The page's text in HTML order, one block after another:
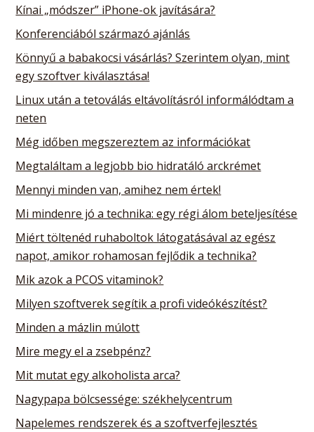
Kínai „módszer” iPhone-ok javítására?
Konferenciából származó ajánlás
Könnyű a babakocsi vásárlás? Szerintem olyan, mint
egy szoftver kiválasztása!
Linux után a tetoválás eltávolításról informálódtam a
neten
Még időben megszereztem az információkat
Megtaláltam a legjobb bio hidratáló arckrémet
Mennyi minden van, amihez nem értek!
Mi mindenre jó a technika: egy régi álom beteljesítése
Miért töltenéd ruhaboltok látogatásával az egész
napot, amikor rohamosan fejlődik a technika?
Mik azok a PCOS vitaminok?
Milyen szoftverek segítik a profi videókészítést?
Minden a mázlin múlott
Mire megy el a zsebpénz?
Mit mutat egy alkoholista arca?
Nagypapa bölcsessége: székhelycentrum
Napelemes rendszerek és a szoftverfejlesztés